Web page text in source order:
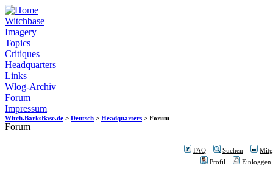
Witchbase
Imagery
Topics
Critiques
Headquarters
Links
Wlog-Archiv
Forum
Impressum
Witch.BarksBase.de > Deutsch > Headquarters > Forum
Forum
FAQ Suchen
Profil